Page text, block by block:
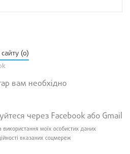
(0)
вам необхідно
через Facebook або Gmail
моїх особистих даних
вказаних соцмереж